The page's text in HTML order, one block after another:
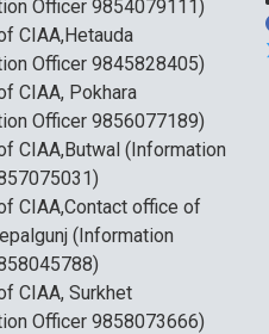
Officer 9854079111)
CIAA,Hetauda
Officer 9845828405)
CIAA, Pokhara
Officer 9856077189)
CIAA,Butwal (Information
CIAA,Contact office of
(Information
CIAA, Surkhet
Officer 9858073666)